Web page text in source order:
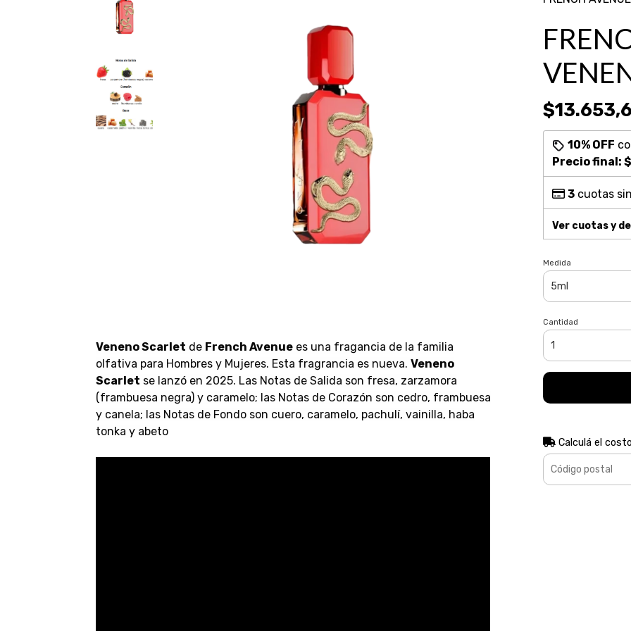
Veneno Scarlet de French Avenuees una fragancia de la familia
olfativa para Hombres y Mujeres. Esta fragrancia es nueva. Veneno
Scarlet se lanzó en 2025. Las Notas de Salida son fresa, zarzamora
(frambuesa negra) y caramelo; las Notas de Corazón son cedro, frambuesa
y canela; las Notas de Fondo son cuero, caramelo, pachulí, vainilla, haba
tonka y abeto
10% OFF
Precio final:
3cuotas
Ver cuotas y
Medida
Cantidad
Calculá el